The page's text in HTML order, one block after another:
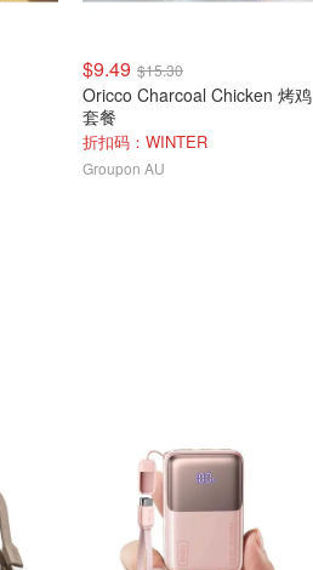
$9.49 $15.30
Oricco Charcoal Chicken 烤鸡
套餐
折扣码：WINTER
Groupon AU